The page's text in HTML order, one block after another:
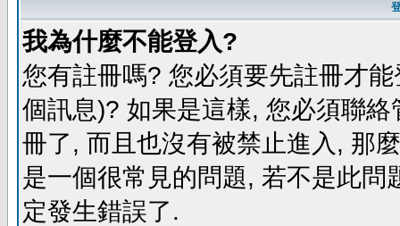
我為什麼不能登入?
您有註冊嗎? 您必須要先註冊才
個訊息)? 如果是這樣, 您必須聯
冊了, 而且也沒有被禁止進入, 那
是一個很常見的問題, 若不是此
定發生錯誤了.